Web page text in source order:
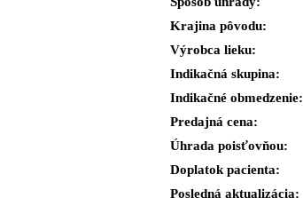
Krajina pôvodu:
Výrobca lieku:
Indikačná skupina:
Indikačné obmedzenie:
Predajná cena:
Úhrada poisťovňou:
Doplatok pacienta:
Posledná aktualizácia: